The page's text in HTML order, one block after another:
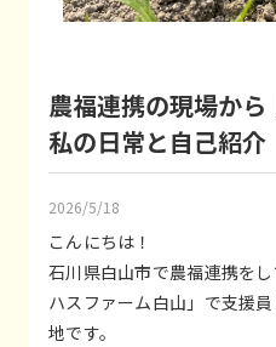
農福連携の現場から
私の日常と自己紹介
2026/5/18
こんにちは！
石川県白山市で農福連携を
ハスファーム白山」で支援
地です。